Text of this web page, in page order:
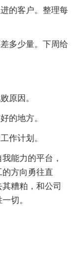
的客户。整理每
多少量。下周给
原因。
的地方。
作计划。
能力的平台，
方向勇往直
糟粕，和公司
切。